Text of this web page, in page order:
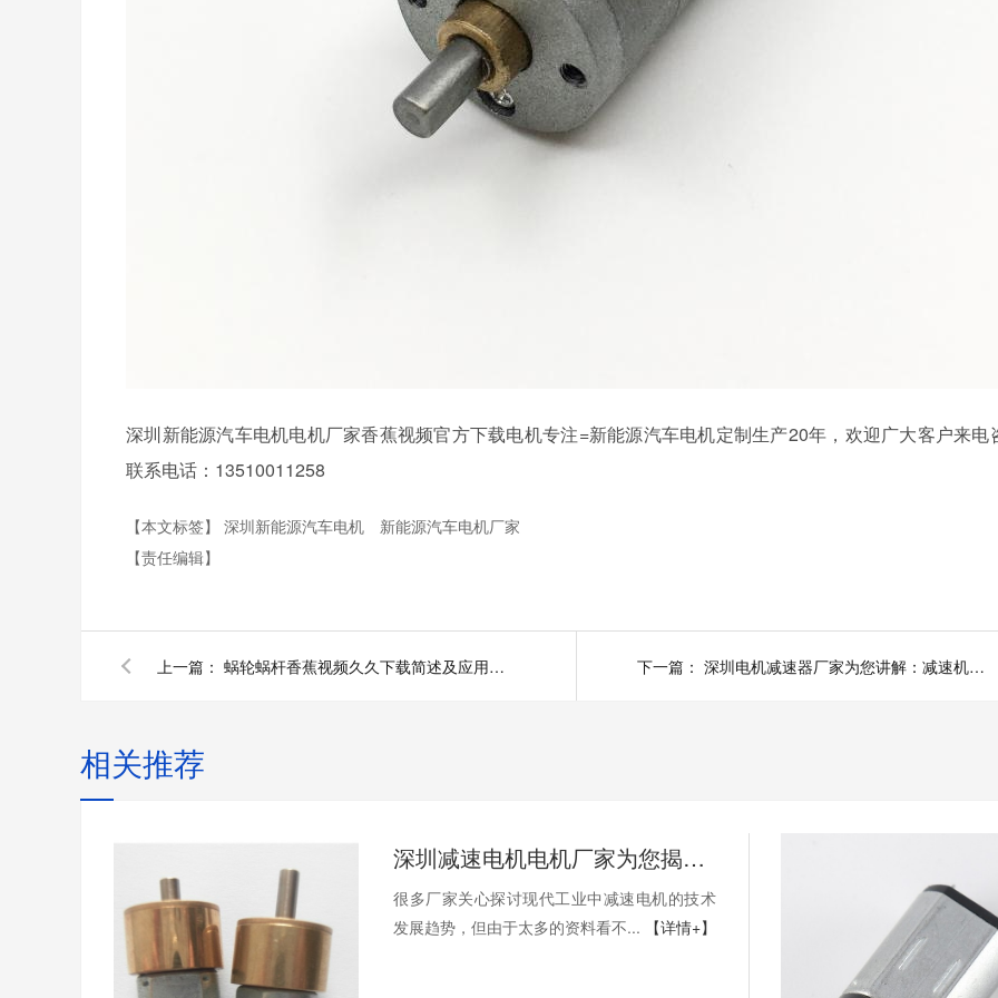
深圳新能源汽车电机电机厂家香蕉视频官方下载电机专注=新能源汽车电机定制生产20年，欢迎广大客户来电
联系电话：13510011258
【本文标签】 深圳新能源汽车电机
新能源汽车电机厂家
【责任编辑】
上一篇： 蜗轮蜗杆香蕉视频久久下载简述及应用：深圳直流电机减速电机厂家为您揭秘 下一篇： 深圳电机减速器厂家为您讲解：减速机传动原理，六种减速器的传动原理动图，你都能用过吗？
相关推荐
深圳减速电机电机厂家为您揭秘:探讨现代工业中减速电机的技术发展趋势
很多厂家关心探讨现代工业中减速电机的技术
发展趋势，但由于太多的资料看不...
【详情+】